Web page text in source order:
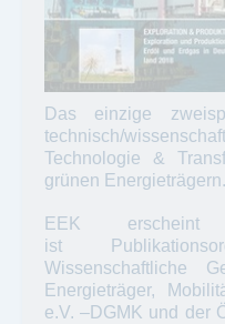
Das einzige
technisch/
Technologie &
grünen Energieträgern.
EEK
ist
Wissenschaftliche
Energieträger,
e.V. –DGMK und der